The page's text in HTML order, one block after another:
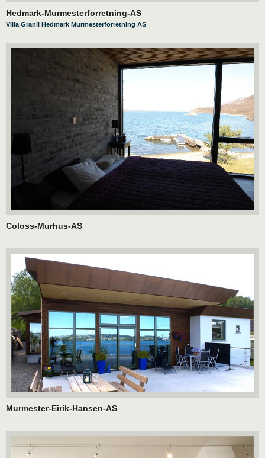
Hedmark-Murmesterforretning-AS
Villa Granli Hedmark Murmesterforretning AS
Coloss-Murhus-AS
Murmester-Eirik-Hansen-AS